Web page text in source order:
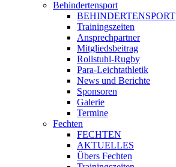
Behindertensport
BEHINDERTENSPORT
Trainingszeiten
Ansprechpartner
Mitgliedsbeitrag
Rollstuhl-Rugby
Para-Leichtathletik
News und Berichte
Sponsoren
Galerie
Termine
Fechten
FECHTEN
AKTUELLES
Übers Fechten